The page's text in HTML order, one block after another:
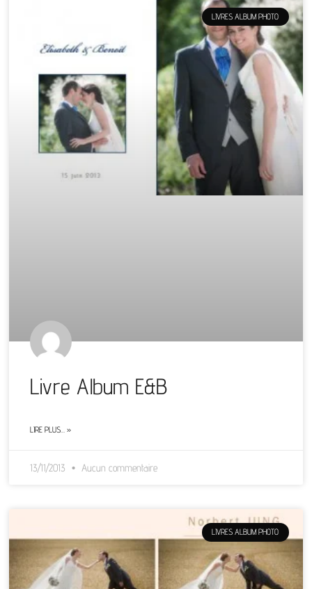
LIVRES ALBUM PHOTO
Livre Album E&B
LIRE PLUS… »
13/11/2013 Aucun commentaire
LIVRES ALBUM PHOTO